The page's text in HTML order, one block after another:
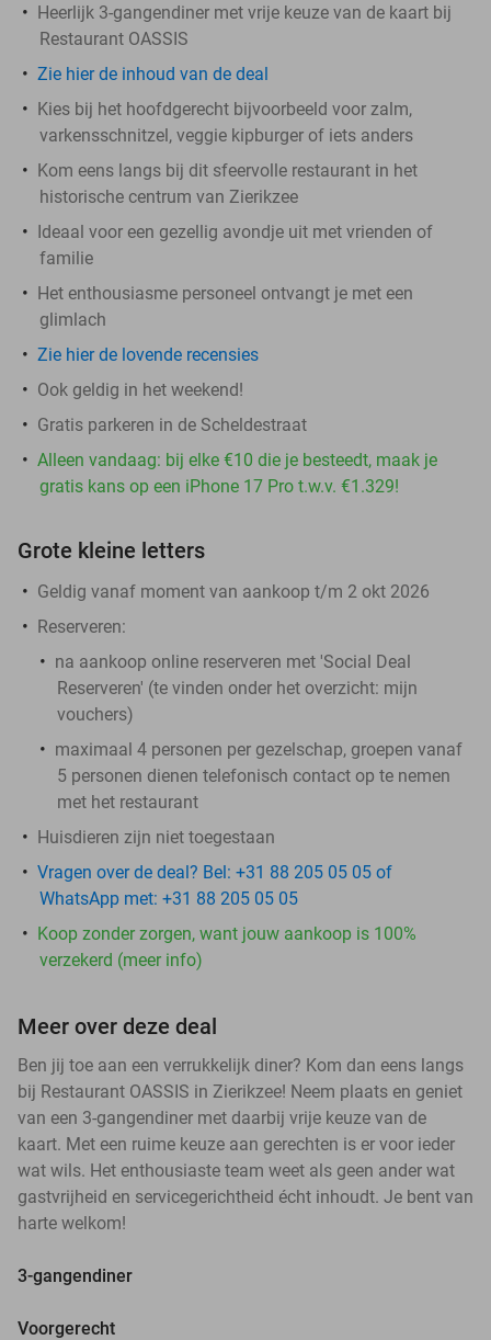
Heerlijk 3-gangendiner met vrije keuze van de kaart bij
Restaurant OASSIS
Zie hier de inhoud van de deal
Kies bij het hoofdgerecht bijvoorbeeld voor zalm,
varkensschnitzel, veggie kipburger of iets anders
Kom eens langs bij dit sfeervolle restaurant in het
historische centrum van Zierikzee
Ideaal voor een gezellig avondje uit met vrienden of
familie
Het enthousiasme personeel ontvangt je met een
glimlach
Zie hier de lovende recensies
Ook geldig in het weekend!
Gratis parkeren in de Scheldestraat
Alleen vandaag: bij elke €10 die je besteedt, maak je
gratis kans op een iPhone 17 Pro t.w.v. €1.329!
Grote kleine letters
Geldig vanaf moment van aankoop t/m 2 okt 2026
Reserveren:
na aankoop online reserveren met 'Social Deal
Reserveren' (te vinden onder het overzicht: mijn
vouchers)
maximaal 4 personen per gezelschap, groepen vanaf
5 personen dienen telefonisch contact op te nemen
met het restaurant
Huisdieren zijn niet toegestaan
Vragen over de deal? Bel: +31 88 205 05 05 of
WhatsApp met: +31 88 205 05 05
Koop zonder zorgen, want jouw aankoop is 100%
verzekerd (meer info)
Meer over deze deal
Ben jij toe aan een verrukkelijk diner? Kom dan eens langs
bij Restaurant OASSIS in Zierikzee! Neem plaats en geniet
van een 3-gangendiner met daarbij vrije keuze van de
kaart. Met een ruime keuze aan gerechten is er voor ieder
wat wils. Het enthousiaste team weet als geen ander wat
gastvrijheid en servicegerichtheid écht inhoudt. Je bent van
harte welkom!
3-gangendiner
Voorgerecht